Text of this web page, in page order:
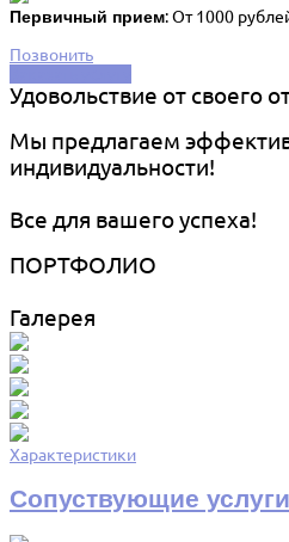
Первичный прием: От 1000
Позвонить
Удовольствие от своего
Мы предлагаем
индивидуальности!
Все для вашего успеха!
ПОРТФОЛИО
Галерея
Характеристики
Сопуствующие